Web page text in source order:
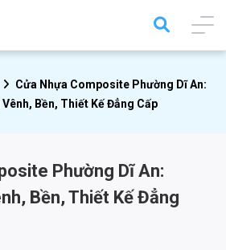
Cửa Nhựa Composite Phường Dĩ An:
Bền, Thiết Kế Đẳng Cấp
Phường Dĩ An:
Bền, Thiết Kế Đẳng